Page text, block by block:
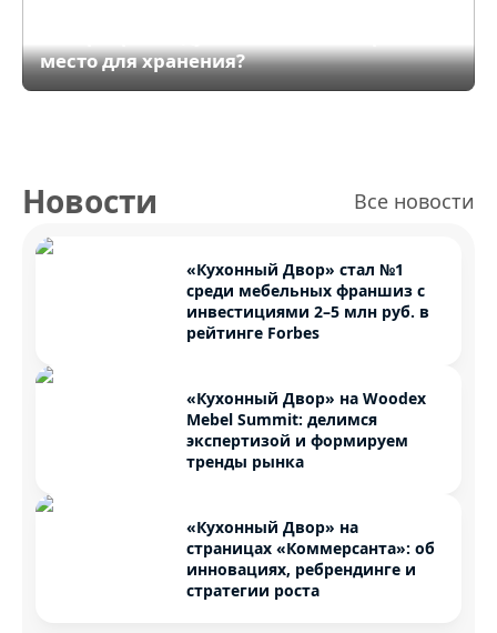
место для хранения?
Новости Все новости
«Кухонный Двор» стал №1
среди мебельных франшиз с
инвестициями 2–5 млн руб. в
рейтинге Forbes
«Кухонный Двор» на Woodex
Mebel Summit: делимся
экспертизой и формируем
тренды рынка
«Кухонный Двор» на
страницах «Коммерсанта»: об
инновациях, ребрендинге и
стратегии роста